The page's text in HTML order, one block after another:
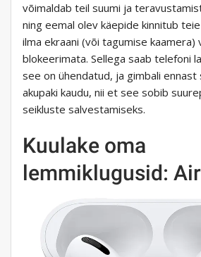
võimaldab teil suumi ja
ning eemal olev käepide kinnitub
ilma ekraani (või tagumise kaamera)
blokeerimata. Sellega saab telefoni
see on ühendatud, ja gimbali ennast
akupaki kaudu, nii et see sobib
seikluste salvestamiseks.
Kuulake oma
lemmiklugusid: